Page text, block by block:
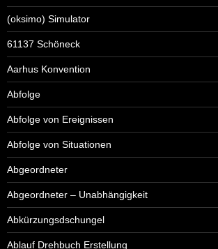
(oksimo) Simulator
61137 Schöneck
Aarhus Konvention
Abfolge
Abfolge von Ereignissen
Abfolge von Situationen
Abgeordneter
Abgeordneter – Unabhängigkeit
Abkürzungsdschungel
Ablauf Drehbuch Erstellung